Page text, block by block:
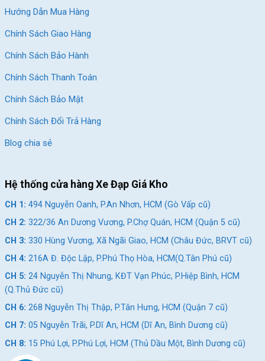
Phụ kiện
LƯU Ý
***
Hàng chính hãng, nhập khẩu và phân phối bởi Xe Đạp
Các chi tiết sản phẩm có thể thay đổi mà không cần
Tag Xe đạp trẻ em Weilaixi
Link N/A
Youtube N/A
Địa Điểm Bán Xe Đạp Cho Bé Gái 18 Inch Weilaixi
WLC Carly
Các bậc phụ huynh đang muốn tìm mua cho con em mình một
mẫu xe để bé tập chạy, hoặc ý nghĩa hơn là mua xe đạp như 1
món quà, thì hãy đến ngay với hệ thống cửa hàng
Hướng Dẫn Mua Hàng
Chính Sách Giao Hàng
Chính Sách Bảo Hành
Chính Sách Thanh Toán
Chính Sách Bảo Mật
Chính Sách Đổi Trả Hàng
Blog chia sẻ
Hệ thống cửa hàng Xe Đạp Giá Kho
CH 1: 494 Nguyễn Oanh, P.An Nhơn, HCM (Gò Vấp cũ)
CH 2: 322/36 An Dương Vương, P.Chợ Quán, HCM (Quận 5 cũ)
CH 3: 330 Hùng Vương, Xã Ngãi Giao, HCM (Châu Đức, BRVT cũ)
CH 4: 216A Đ. Độc Lập, P.Phú Thọ Hòa, HCM(Q.Tân Phú cũ)
CH 5: 24 Nguyễn Thị Nhung, KĐT Vạn Phúc, P.Hiệp Bình, HCM
(Q.Thủ Đức cũ)
CH 6: 268 Nguyễn Thị Thập, P.Tân Hưng, HCM (Quận 7 cũ)
CH 7: 05 Nguyễn Trãi, P.Dĩ An, HCM (Dĩ An, Bình Dương cũ)
CH 8: 15 Phú Lợi, P.Phú Lợi, HCM (Thủ Dầu Một, Bình Dương cũ)